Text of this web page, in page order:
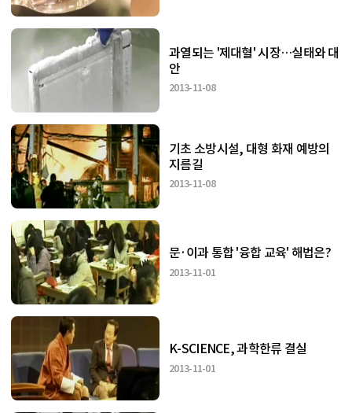
과열되는 '제대혈' 시장…실태와 대
안
2013-11-08
기초 소방시설, 대형 화재 예방의
지름길
2013-11-08
문·이과 통합 '융합 교육' 해법은?
2013-11-01
K-SCIENCE, 과학한류 결실
2013-11-01